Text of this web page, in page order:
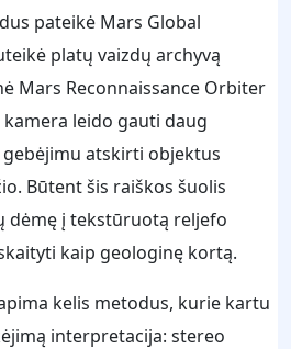
pateikė Mars Global
platų vaizdų archyvą
Mars Reconnaissance Orbiter
kamera leido gauti daug
atskirti objektus
Būtent šis raiškos šuolis
dėmę į tekstūruotą reljefo
kaip geologinę kortą.
kelis metodus, kurie kartu
interpretacija: stereo